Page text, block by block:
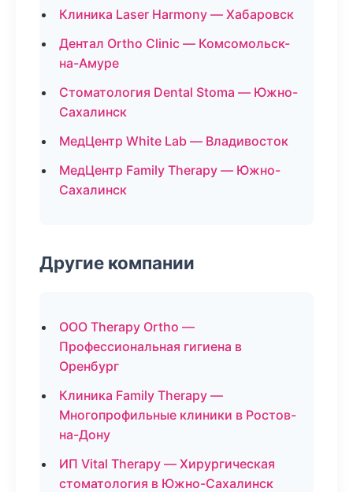
Клиника Laser Harmony — Хабаровск
Дентал Ortho Clinic — Комсомольск-
на-Амуре
Стоматология Dental Stoma — Южно-
Сахалинск
МедЦентр White Lab — Владивосток
МедЦентр Family Therapy — Южно-
Сахалинск
Другие компании
ООО Therapy Ortho —
Профессиональная гигиена в
Оренбург
Клиника Family Therapy —
Многопрофильные клиники в Ростов-
на-Дону
ИП Vital Therapy — Хирургическая
стоматология в Южно-Сахалинск